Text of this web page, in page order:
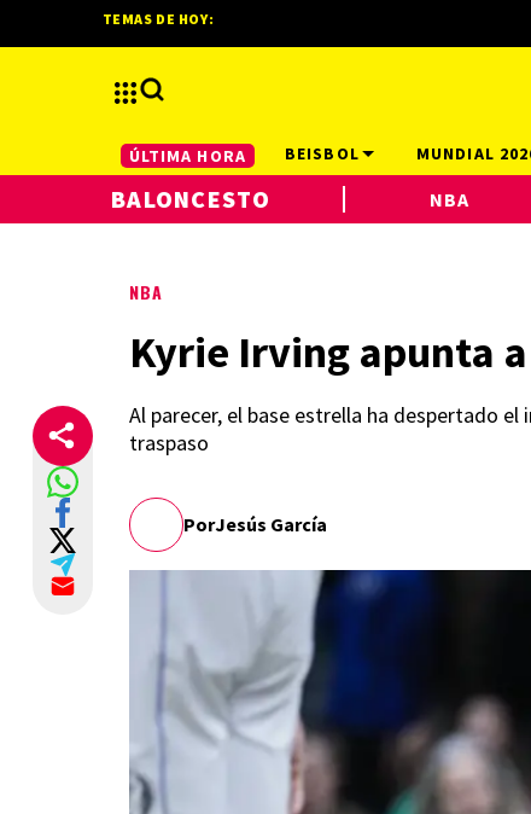
NBA
Kyrie Irving apunta
Al parecer, el base estrella ha despertado
traspaso
PorJesús García
TEMAS DE HOY:
ÚLTIMA HORA BEISBOL MUNDIAL
BALONCESTO NBA